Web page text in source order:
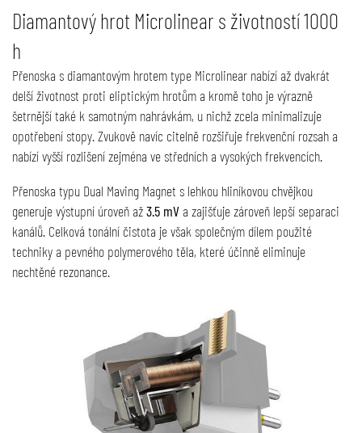
Diamantový hrot Microlinear s životností 1000
h
Přenoska s diamantovým hrotem type Microlinear nabízí až dvakrát
delší životnost proti eliptickým hrotům a kromě toho je výrazně
šetrnější také k samotným nahrávkám, u nichž zcela minimalizuje
opotřebení stopy. Zvukově navíc citelně rozšiřuje frekvenční rozsah a
nabízí vyšší rozlišení zejména ve středních a vysokých frekvencích.
Přenoska typu Dual Maving Magnet s lehkou hliníkovou chvějkou
generuje výstupní úroveň až3.5 mVa zajišťuje zároveň lepší separaci
kanálů. Celková tonální čistota je však společným dílem použité
techniky a pevného polymerového těla, které účinně eliminuje
nechtěné rezonance.